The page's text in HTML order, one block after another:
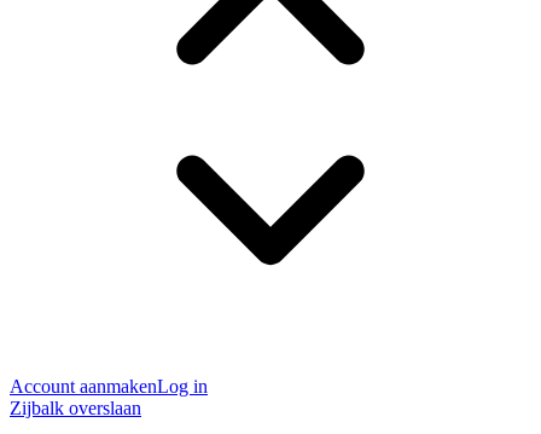
Account aanmakenLog in
Zijbalk overslaan